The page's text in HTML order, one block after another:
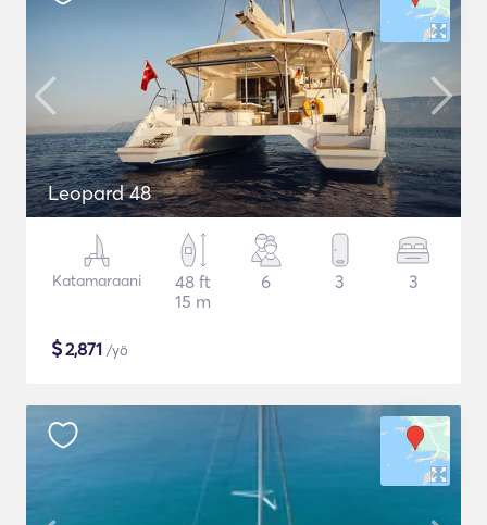
Leopard 48
Katamaraani
48 ft
15 m
6 3 3
$2,871 /yö